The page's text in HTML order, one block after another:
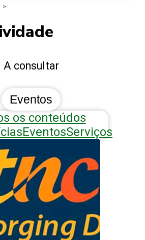
>
A consultar
Eventos
os conteúdos
EventosServiços